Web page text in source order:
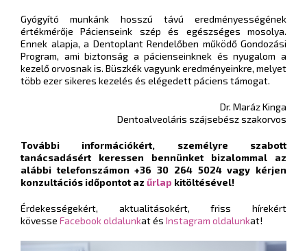
Gyógyító munkánk hosszú távú eredményességének
értékmérője Pácienseink szép és egészséges mosolya.
Ennek alapja, a Dentoplant Rendelőben működő Gondozási
Program, ami biztonság a pácienseinknek és nyugalom a
kezelő orvosnak is. Büszkék vagyunk eredményeinkre, melyet
több ezer sikeres kezelés és elégedett páciens támogat.
Dr. Maráz Kinga
Dentoalveoláris szájsebész szakorvos
További információkért, személyre szabott
tanácsadásért keressen bennünket bizalommal az
alábbi telefonszámon +36 30 264 5024 vagy kérjen
konzultációs időpontot az űrlap kitöltésével!
Érdekességekért, aktualitásokért, friss hírekért
kövesse Facebook oldalunkat és Instagram oldalunkat!